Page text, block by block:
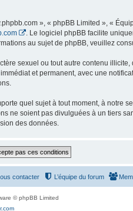
», « phpBB Limited », «
. Le logiciel phpBB facilite
au sujet de phpBB, veuillez
sexuel ou tout autre contenu
et permanent, avec une
quel sujet à tout moment, à notre
ne soient pas divulguées à un tiers
des données.
L’équipe du forum
contacter
© phpBB Limited